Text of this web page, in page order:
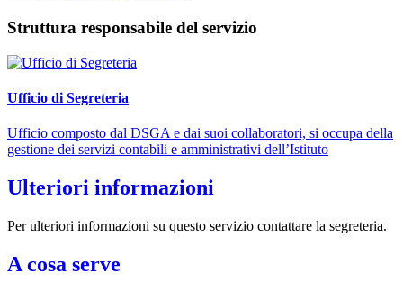
Struttura responsabile del servizio
Ufficio di Segreteria
Ufficio composto dal DSGA e dai suoi collaboratori, si occupa della
gestione dei servizi contabili e amministrativi dell’Istituto
Ulteriori informazioni
Per ulteriori informazioni su questo servizio contattare la segreteria.
A cosa serve